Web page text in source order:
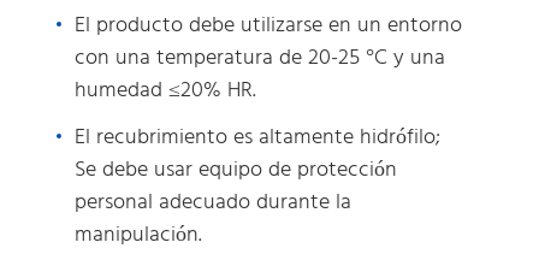
El producto debe utilizarse en un entorno
con una temperatura de 20-25 °C y una
humedad ≤20% HR.
El recubrimiento es altamente hidrófilo;
Se debe usar equipo de protección
personal adecuado durante la
manipulación.